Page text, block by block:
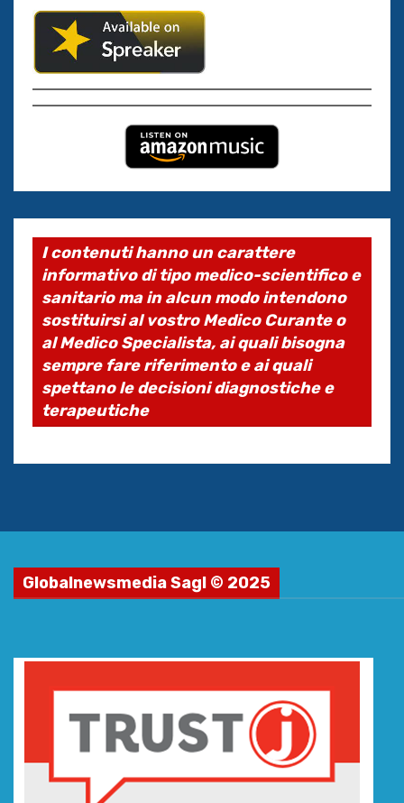
I contenuti hanno un carattere
informativo di tipo medico-scientifico e
sanitario ma in alcun modo intendono
sostituirsi al vostro Medico Curante o
al Medico Specialista, ai quali bisogna
sempre fare riferimento e ai quali
spettano le decisioni diagnostiche e
terapeutiche
Globalnewsmedia Sagl © 2025